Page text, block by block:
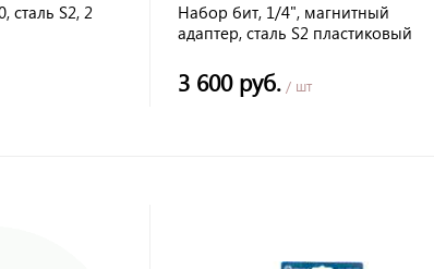
сталь S2, 2
Набор бит, 1/4", магнитный
адаптер, сталь S2 пластиковый
3 600 руб./ шт